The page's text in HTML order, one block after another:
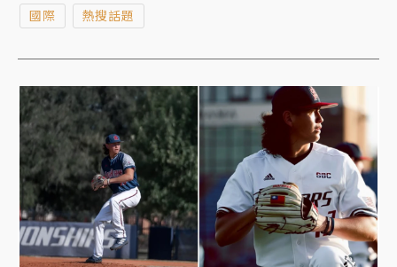
業的衝擊已陸續湧現。
國際 熱搜話題